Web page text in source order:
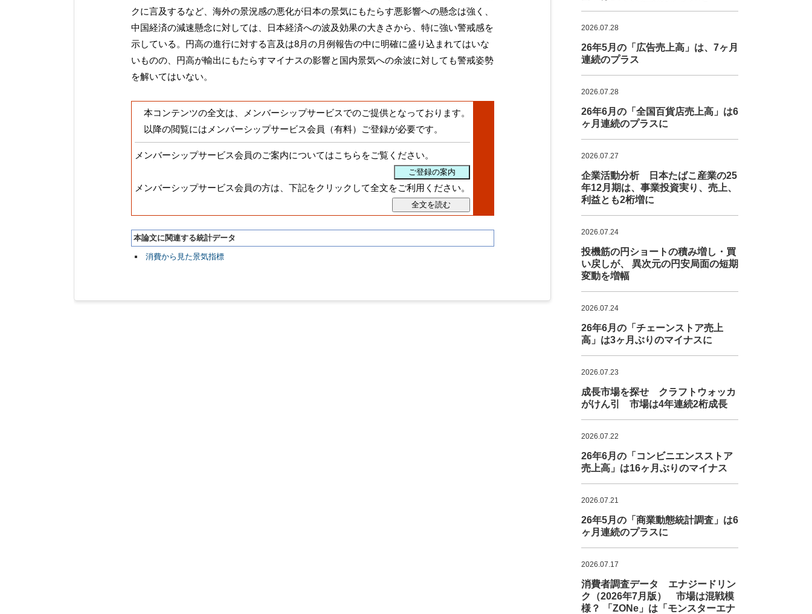
クに言及するなど、海外の景況感の悪化が日本の景気にもたらす悪影響への懸念は強く、
中国経済の減速懸念に対しては、日本経済への波及効果の大きさから、特に強い警戒感を
示している。円高の進行に対する言及は8月の月例報告の中に明確に盛り込まれてはいな
いものの、円高が輸出にもたらすマイナスの影響と国内景気への余波に対しても警戒姿勢
を解いてはいない。
本コンテンツの全文は、メンバーシップサービスでのご提供となっております。
以降の閲覧にはメンバーシップサービス会員（有料）ご登録が必要です。
メンバーシップサービス会員のご案内についてはこちらをご覧ください。
メンバーシップサービス会員の方は、下記をクリックして全文をご利用ください。
本論文に関連する統計データ
消費から見た景気指標
2026.07.28
26年5月の「広告売上高」は、7ヶ月
連続のプラス
2026.07.28
26年6月の「全国百貨店売上高」は6
ヶ月連続のプラスに
2026.07.27
企業活動分析 日本たばこ産業の25
年12月期は、事業投資実り、売上、
利益とも2桁増に
2026.07.24
投機筋の円ショートの積み増し・買
い戻しが、 異次元の円安局面の短期
変動を増幅
2026.07.24
26年6月の「チェーンストア売上
高」は3ヶ月ぶりのマイナスに
2026.07.23
成長市場を探せ クラフトウォッカ
がけん引 市場は4年連続2桁成長
2026.07.22
26年6月の「コンビニエンスストア
売上高」は16ヶ月ぶりのマイナス
2026.07.21
26年5月の「商業動態統計調査」は6
ヶ月連続のプラスに
2026.07.17
消費者調査データ エナジードリン
ク（2026年7月版） 市場は混戦模
様？ 「ZONe」は「モンスターエナ